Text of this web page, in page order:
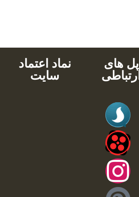
پل های
ارتباطی
نماد اعتماد
سایت